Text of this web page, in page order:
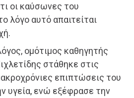
οι καύσωνες του
λόγο αυτό απαιτείται
ομότιμος καθηγητής
στάθηκε στις
επιπτώσεις του
υγεία, ενώ εξέφρασε την